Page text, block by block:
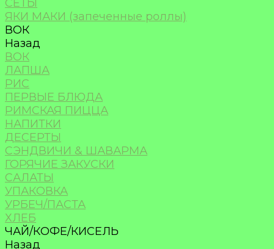
СЕТЫ
ЯКИ МАКИ (запеченные роллы)
ВОК
Назад
ВОК
ЛАПША
РИС
ПЕРВЫЕ БЛЮДА
РИМСКАЯ ПИЦЦА
НАПИТКИ
ДЕСЕРТЫ
СЭНДВИЧИ & ШАВАРМА
ГОРЯЧИЕ ЗАКУСКИ
САЛАТЫ
УПАКОВКА
УРБЕЧ/ПАСТА
ХЛЕБ
ЧАЙ/КОФЕ/КИСЕЛЬ
Назад